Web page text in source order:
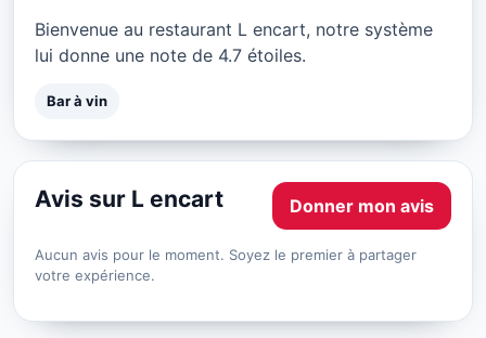
Bienvenue au restaurant L encart, notre système
lui donne une note de 4.7 étoiles.
Bar à vin
Avis sur L encart Donner mon avis
Aucun avis pour le moment. Soyez le premier à partager
votre expérience.